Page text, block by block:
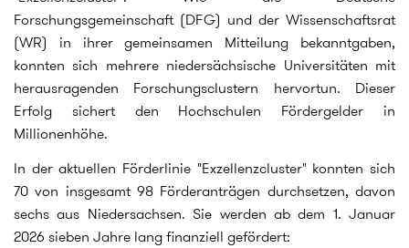
Forschungsgemeinschaft (DFG) und der Wissenschaftsrat
(WR) in ihrer gemeinsamen Mitteilung bekanntgaben,
konnten sich mehrere niedersächsische Universitäten mit
herausragenden Forschungsclustern hervortun. Dieser
Erfolg sichert den Hochschulen Fördergelder in
Millionenhöhe.
In der aktuellen Förderlinie "Exzellenzcluster" konnten sich
70 von insgesamt 98 Förderanträgen durchsetzen, davon
sechs aus Niedersachsen. Sie werden ab dem 1. Januar
2026 sieben Jahre lang finanziell gefördert: